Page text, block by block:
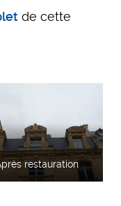
de cette
restauration